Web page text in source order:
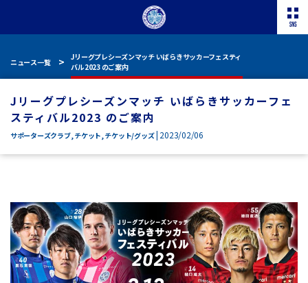
ニュース一覧
Jリーグプレシーズンマッチ いばらきサッカーフェスティ
バル2023 のご案内
Jリーグプレシーズンマッチ いばらきサッカーフェ
スティバル2023 のご案内
サポーターズクラブ,チケット,チケット/グッズ| 2023/02/06